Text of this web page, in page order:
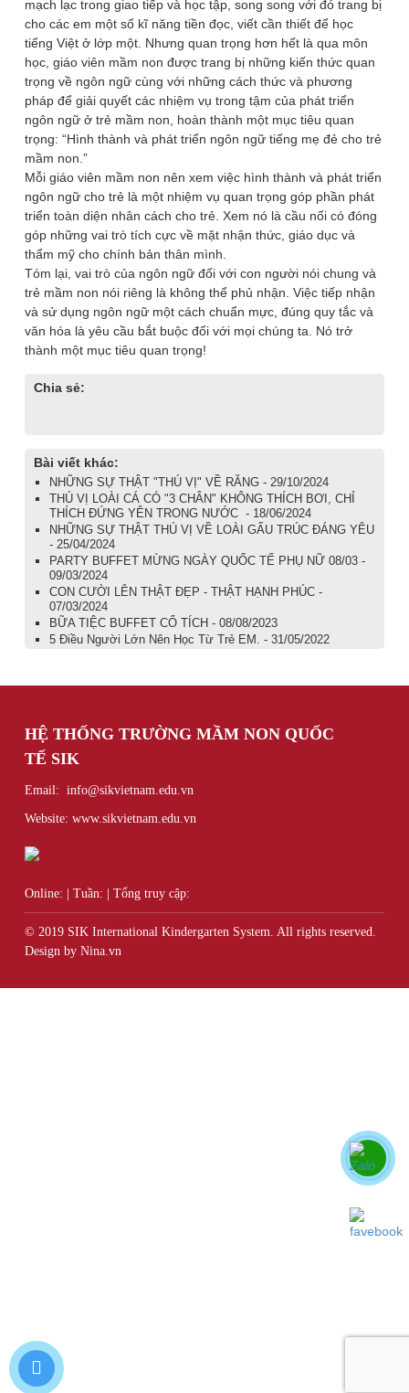
mạch lạc trong giao tiếp và học tập, song song với đó trang bị
cho các em một số kĩ năng tiền đọc, viết cần thiết để học
tiếng Việt ở lớp một. Nhưng quan trọng hơn hết là qua môn
học, giáo viên mầm non được trang bị những kiến thức quan
trọng về ngôn ngữ cùng với những cách thức và phương
pháp để giải quyết các nhiệm vụ trong tậm của phát triển
ngôn ngữ ở trẻ mầm non, hoàn thành một mục tiêu quan
trọng: “Hình thành và phát triển ngôn ngữ tiếng mẹ đẻ cho trẻ
mầm non.”
Mỗi giáo viên mầm non nên xem việc hình thành và phát triển
ngôn ngữ cho trẻ là một nhiệm vụ quan trọng góp phần phát
triển toàn diện nhân cách cho trẻ. Xem nó là cầu nối có đóng
góp những vai trò tích cực về mặt nhận thức, giáo dục và
thẩm mỹ cho chính bản thân mình.
Tóm lại, vai trò của ngôn ngữ đối với con người nói chung và
trẻ mầm non nói riêng là không thể phủ nhận. Việc tiếp nhận
và sử dụng ngôn ngữ một cách chuẩn mực, đúng quy tắc và
văn hóa là yêu cầu bắt buộc đối với mọi chúng ta. Nó trở
thành một mục tiêu quan trọng!
Chia sẻ:
Bài viết khác:
NHỮNG SỰ THẬT "THÚ VỊ" VỀ RĂNG - 29/10/2024
THÚ VỊ LOÀI CÁ CÓ "3 CHÂN" KHÔNG THÍCH BƠI, CHỈ
THÍCH ĐỨNG YÊN TRONG NƯỚC - 18/06/2024
NHỮNG SỰ THẬT THÚ VỊ VỀ LOÀI GẤU TRÚC ĐÁNG YÊU
- 25/04/2024
PARTY BUFFET MỪNG NGÀY QUỐC TẾ PHỤ NỮ 08/03 -
09/03/2024
CON CƯỜI LÊN THẬT ĐẸP - THẬT HẠNH PHÚC -
07/03/2024
BỮA TIỆC BUFFET CỔ TÍCH - 08/08/2023
5 Điều Người Lớn Nên Học Từ Trẻ EM. - 31/05/2022
HỆ THỐNG TRƯỜNG MẦM NON QUỐC
TẾ SIK
Email: info@sikvietnam.edu.vn
Website: www.sikvietnam.edu.vn
Online: Tuần: Tổng truy cập:
© 2019 SIK International Kindergarten System. All rights reserved.
Design by Nina.vn